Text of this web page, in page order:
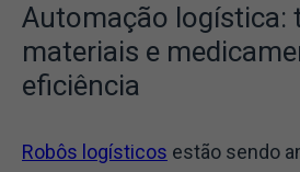
Automação logística:
materiais e
eficiência
Robôs logísticos estão sendo